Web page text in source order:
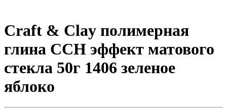
Craft & Clay полимерная
глина CCH эффект матового
стекла 50г 1406 зеленое
яблоко